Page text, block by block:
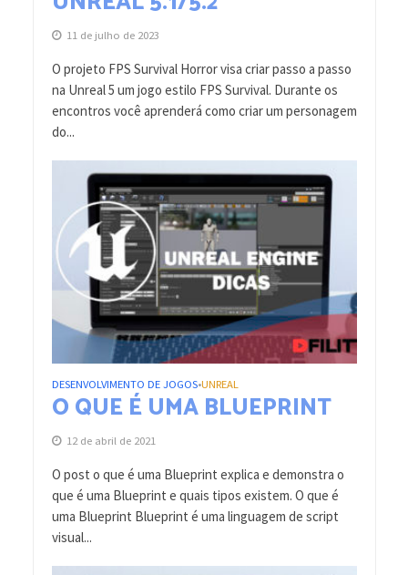
11 de julho de 2023
O projeto FPS Survival Horror visa criar passo a passo
na Unreal 5 um jogo estilo FPS Survival. Durante os
encontros você aprenderá como criar um personagem
do...
DESENVOLVIMENTO DE JOGOS•UNREAL
O QUE É UMA BLUEPRINT
12 de abril de 2021
O post o que é uma Blueprint explica e demonstra o
que é uma Blueprint e quais tipos existem. O que é
uma Blueprint Blueprint é uma linguagem de script
visual...